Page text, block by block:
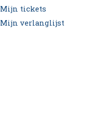
Mijn tickets
Mijn verlanglijst